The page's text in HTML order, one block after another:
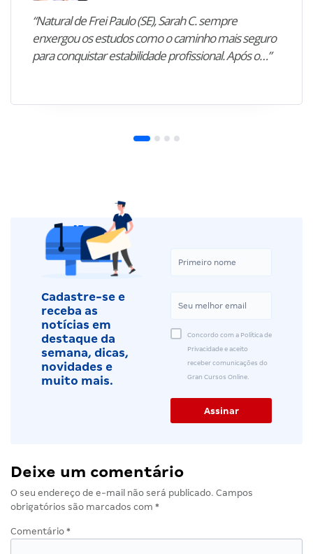
“Natural de Frei Paulo (SE), Sarah C. sempre
enxergou os estudos como o caminho mais seguro
para conquistar estabilidade profissional. Após o…”
Cadastre-se e
receba as
notícias em
destaque da
semana, dicas,
novidades e
muito mais.
Concordo com a Política de
Privacidade e aceito
receber comunicações do
Gran Cursos Online.
Deixe um comentário
O seu endereço de e-mail não será publicado. Campos
obrigatórios são marcados com *
Comentário *